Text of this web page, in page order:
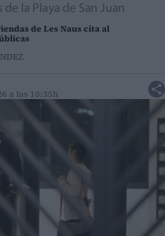
la Playa de San Juan
de Les Naus cita al
a las 10:35h